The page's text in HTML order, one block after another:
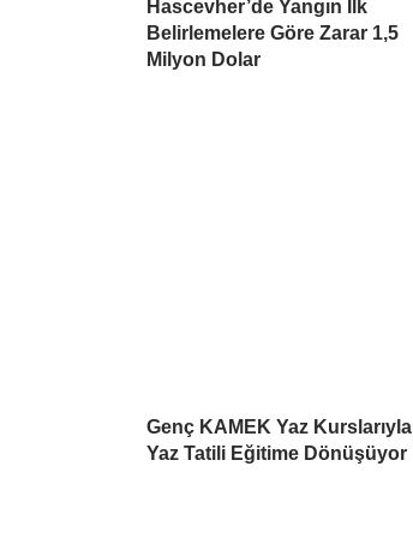
Hascevher’de Yangın İlk
Belirlemelere Göre Zarar 1,5
Milyon Dolar
Genç KAMEK Yaz Kurslarıyla
Yaz Tatili Eğitime Dönüşüyor